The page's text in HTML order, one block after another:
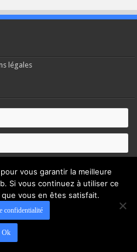
légales
moi vous garantir la meilleure
Si vous continuez à utiliser ce
vous en êtes satisfait.
confidentialité
Ok